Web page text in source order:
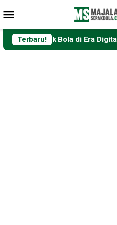
ke
kontenMobile
Terbaru!
Bola di Era Digital: dari